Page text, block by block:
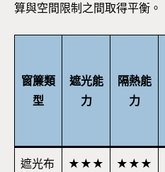
算與空間限制之間取得平衡。
窗簾類
型
遮光能
力
隔熱能
力
遮光布
★★★
★★★